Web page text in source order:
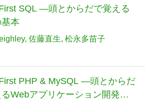
SQL ―頭とからだで覚える
本
佐藤直生 松永多苗子
PHP & MySQL ―頭とからだ
Webアプリケーション開発の